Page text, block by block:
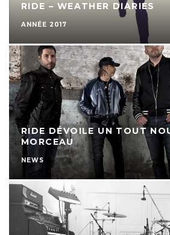
RIDE – WEATHER DIARIES
ANNÉE 2017
RIDE DÉVOILE UN TOUT
MORCEAU
NEWS